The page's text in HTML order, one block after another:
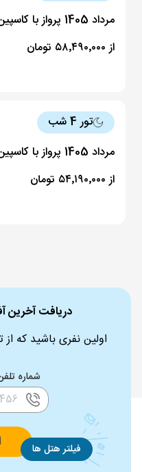
فیلتر هتل ها
مرداد 1405 پرواز با کاسپین
از ۵۸٬۴۹۰٬۰۰۰ تومان
تور 4 شب
مرداد 1405 پرواز با کاسپین
از ۵۴٬۱۹۰٬۰۰۰ تومان
دریافت آخرین
اولین نفری باشید که
شماره